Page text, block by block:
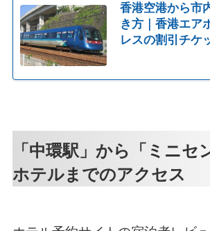
香港空港から市
き方｜香港エア
レスの割引チケ
「中環駅」から「ミニセ
ホテルまでのアクセス